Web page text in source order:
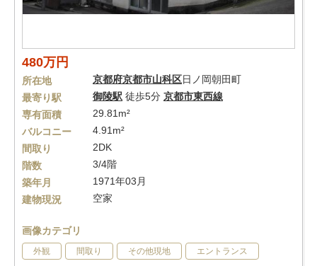
480万円
所在地 京都府京都市山科区日ノ岡朝田町
最寄り駅
御陵駅 徒歩5分 京都市東西線
専有面積
29.81m²
バルコニー
4.91m²
間取り
2DK
階数
3/4階
築年月
1971年03月
建物現況
空家
画像カテゴリ
外観 間取り その他現地 エントランス